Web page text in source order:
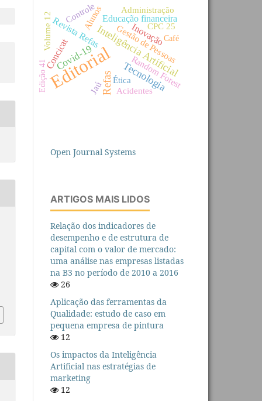
Editorial
Refas
Inteligência Artificial
Tecnologia
Covid-19
Educação financeira
Revista Refas Inovação
Concicat
CPC 25
Jaú
Alunos
Gestão de Pessoas
Random Forest
Administração
Volume 12 Controle
Ética
Acidentes
Edição 41
Café
Open Journal Systems
ARTIGOS MAIS LIDOS
Relação dos indicadores de
desempenho e de estrutura de
capital com o valor de mercado:
uma análise nas empresas listadas
na B3 no período de 2010 a 2016
26
Aplicação das ferramentas da
Qualidade: estudo de caso em
pequena empresa de pintura
12
Os impactos da Inteligência
Artificial nas estratégias de
marketing
12